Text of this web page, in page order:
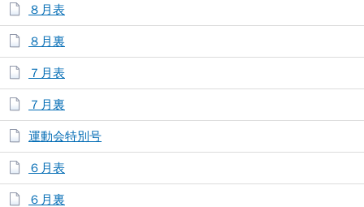
８月表
８月裏
７月表
７月裏
運動会特別号
６月表
６月裏